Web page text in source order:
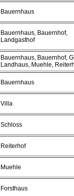
Bauernhaus
Bauernhaus, Bauernhof,
Landgasthof
Bauernhaus, Bauernhof,
Landhaus, Muehle,
Bauernhaus
Villa
Schloss
Reiterhof
Muehle
Forsthaus